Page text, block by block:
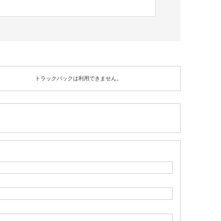
トラックバックは利用できません。